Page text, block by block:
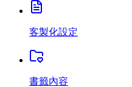
客製化設定
書籤內容